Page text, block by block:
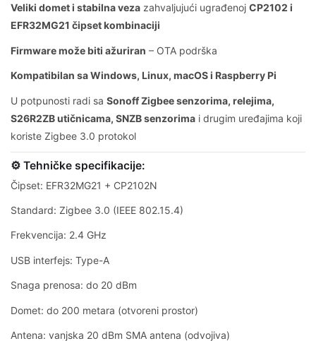
Veliki domet i stabilna veza zahvaljujući ugrađenoj CP2102 i
EFR32MG21 čipset kombinaciji
Firmware može biti ažuriran – OTA podrška
Kompatibilan sa Windows, Linux, macOS i Raspberry Pi
U potpunosti radi sa Sonoff Zigbee senzorima, relejima,
S26R2ZB utičnicama, SNZB senzorima i drugim uređajima koji
koriste Zigbee 3.0 protokol
⚙️ Tehničke specifikacije:
Čipset: EFR32MG21 + CP2102N
Standard: Zigbee 3.0 (IEEE 802.15.4)
Frekvencija: 2.4 GHz
USB interfejs: Type-A
Snaga prenosa: do 20 dBm
Domet: do 200 metara (otvoreni prostor)
Antena: vanjska 20 dBm SMA antena (odvojiva)